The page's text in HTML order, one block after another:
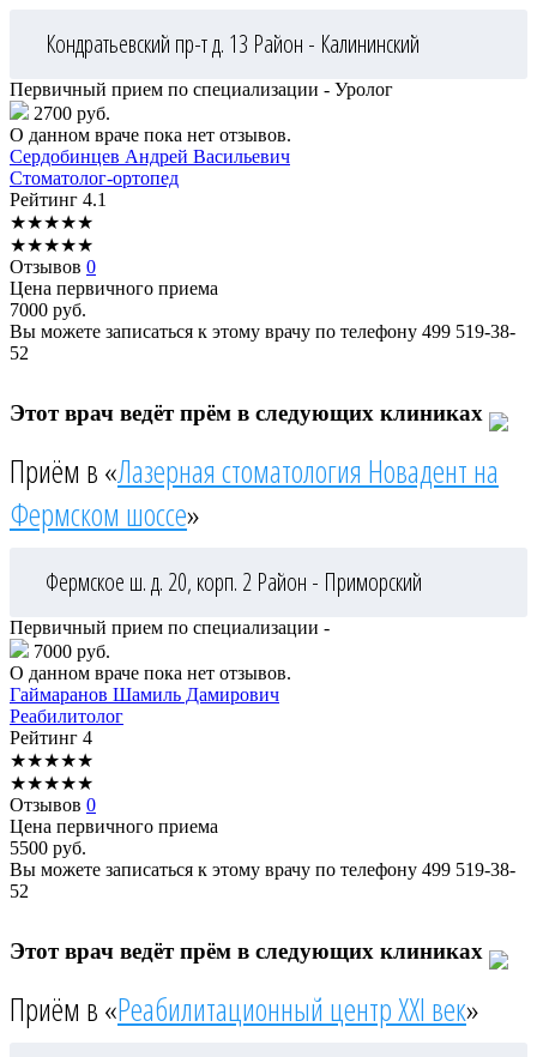
Кондратьевский пр-т д. 13 Район - Калининский
Первичный прием по специализации - Уролог
2700 руб.
О данном враче пока нет отзывов.
Сердобинцев Андрей Васильевич
Стоматолог-ортопед
Рейтинг 4.1
★★★★★
★★★★★
Отзывов 0
Цена первичного приема
7000 руб.
Вы можете записаться к этому врачу по телефону 499 519-38-
52
Этот врач ведёт прём в следующих клиниках
Приём в «Лазерная стоматология Новадент на
Фермском шоссе»
Фермское ш. д. 20, корп. 2 Район - Приморский
Первичный прием по специализации -
7000 руб.
О данном враче пока нет отзывов.
Гаймаранов Шамиль Дамирович
Реабилитолог
Рейтинг 4
★★★★★
★★★★★
Отзывов 0
Цена первичного приема
5500 руб.
Вы можете записаться к этому врачу по телефону 499 519-38-
52
Этот врач ведёт прём в следующих клиниках
Приём в «Реабилитационный центр XXI век»